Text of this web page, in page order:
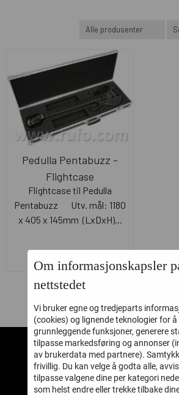
Pedulla Pentabuzz -
Flightcase
Flightcase til Pedulla
Pentabuzz Utv. mål: 1180
x 405 x 145mm (LxDxH)...
Rufo AS
© 2025 Rufo
Om informasjonskapsler
nettstedet
Vi bruker egne og tredjeparts
(cookies) og lignende teknologier for å
grunnleggende funksjoner, generere
tilpasse markedsføring og annonser
av brukerdata med partnere).
frivillig. Du kan velge å godta alle,
tilpasse valgene dine per kategori
som helst endre eller trekke tilbake